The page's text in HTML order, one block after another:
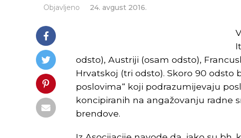
Objavljeno 24. avgust 2016.
odsto), Austriji (osam odsto),
Hrvatskoj (tri odsto). Skoro 90 odsto
poslovima“ koji podrazumijevaju
koncipiranih na angažovanju radne
brendove.